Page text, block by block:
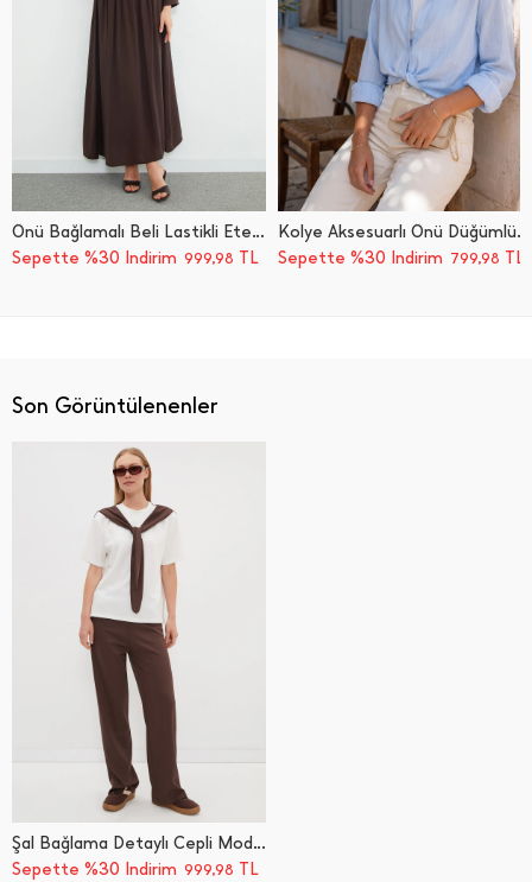
Önü Bağlamalı Beli Lastikli Etekli 2 Li Takım
Sepette %30 İndirim 999,98 TL
Kolye Aksesuarlı Önü Düğümlü 2 Li Takım
Sepette %30 İndirim 799,98 TL
Son Görüntülenenler
Şal Bağlama Detaylı Cepli Modal 2 Li Takım
Sepette %30 İndirim 999,98 TL